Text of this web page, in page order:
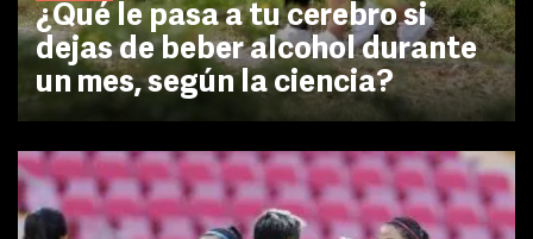
¿Qué le pasa a tu cerebro si
dejas de beber alcohol durante
un mes, según la ciencia?